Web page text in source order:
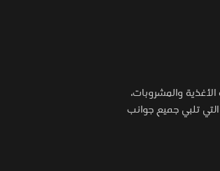
والمشروبات،
تلبي جميع جوانب